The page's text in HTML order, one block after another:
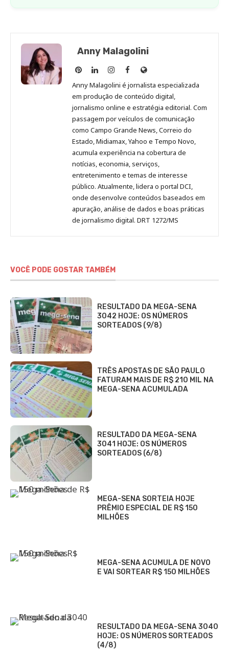
Anny Malagolini
Anny
Malagolini
no
Pinterest
Anny
Malagolini
no
LinkedIn
Anny
Malagolini
no
Instagram
Anny
Malagolini
no
Facebook
Site
de
Anny
Malagolini
Anny Malagolini é jornalista especializada
em produção de conteúdo digital,
jornalismo online e estratégia editorial. Com
passagem por veículos de comunicação
como Campo Grande News, Correio do
Estado, Midiamax, Yahoo e Tempo Novo,
acumula experiência na cobertura de
notícias, economia, serviços,
entretenimento e temas de interesse
público. Atualmente, lidera o portal DCI,
onde desenvolve conteúdos baseados em
apuração, análise de dados e boas práticas
de jornalismo digital. DRT 1272/MS
VOCÊ PODE GOSTAR TAMBÉM
RESULTADO DA MEGA-SENA
3042 HOJE: OS NÚMEROS
SORTEADOS (9/8)
TRÊS APOSTAS DE SÃO PAULO
FATURAM MAIS DE R$ 210 MIL NA
MEGA-SENA ACUMULADA
RESULTADO DA MEGA-SENA
3041 HOJE: OS NÚMEROS
SORTEADOS (6/8)
MEGA-SENA SORTEIA HOJE
PRÊMIO ESPECIAL DE R$ 150
MILHÕES
MEGA-SENA ACUMULA DE NOVO
E VAI SORTEAR R$ 150 MILHÕES
RESULTADO DA MEGA-SENA 3040
HOJE: OS NÚMEROS SORTEADOS
(4/8)